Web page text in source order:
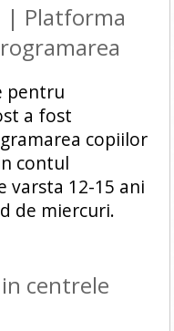
| Platforma
pentru
a fost
copiilor
contul
varsta 12-15 ani
de miercuri.
centrele